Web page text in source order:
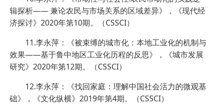
辑探析—— 兼论农民与市场关系的区域差异》，《现代经
济探讨》2020年第10期。（CSSCI）
11.李永萍：《被束缚的城市化：本地工业化的机制与
效果——基于鲁中地区工业化历程的反思》，《城市发展
研究》2020年第12期。（CSSCI）
12.李永萍：《找回家庭：理解中国社会活力的微观基
础》，《文化纵横》2019年第4期。（CSSCI）